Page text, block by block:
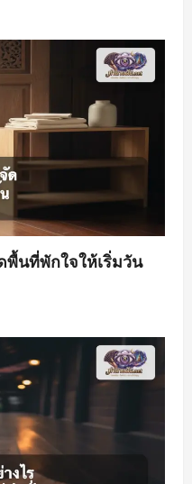
พื้นที่พักใจให้เริ่มวัน